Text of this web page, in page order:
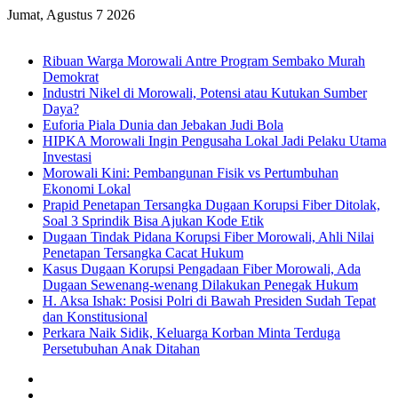
Jumat, Agustus 7 2026
Ribuan Warga Morowali Antre Program Sembako Murah
Demokrat
Industri Nikel di Morowali, Potensi atau Kutukan Sumber
Daya?
Euforia Piala Dunia dan Jebakan Judi Bola
HIPKA Morowali Ingin Pengusaha Lokal Jadi Pelaku Utama
Investasi
Morowali Kini: Pembangunan Fisik vs Pertumbuhan
Ekonomi Lokal
Prapid Penetapan Tersangka Dugaan Korupsi Fiber Ditolak,
Soal 3 Sprindik Bisa Ajukan Kode Etik
Dugaan Tindak Pidana Korupsi Fiber Morowali, Ahli Nilai
Penetapan Tersangka Cacat Hukum
Kasus Dugaan Korupsi Pengadaan Fiber Morowali, Ada
Dugaan Sewenang-wenang Dilakukan Penegak Hukum
H. Aksa Ishak: Posisi Polri di Bawah Presiden Sudah Tepat
dan Konstitusional
Perkara Naik Sidik, Keluarga Korban Minta Terduga
Persetubuhan Anak Ditahan